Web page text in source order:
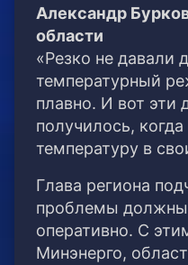
Александр
области
«Резко не давали
температурный
плавно. И вот эти
получилось,
температуру в
Глава региона
проблемы
оперативно. С
Минэнерго,